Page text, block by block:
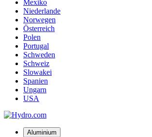
Mexiko
Niederlande
Norwegen
Österreich
Polen
Portugal
Schweden
Schweiz
Slowakei
Spanien
Ungarn
USA
Aluminium